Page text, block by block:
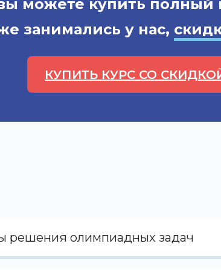
теорию
можете купить полный
занимались у нас,
КУПИТЬ КУРС СО
решения олимпиадных задач